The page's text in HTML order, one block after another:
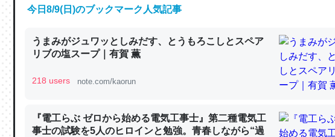
やすく強くなりそう
の600分の1程度。
─ニュース :: 【研究発表】昆虫学の大問題＝「昆虫はなぜ海にいないのか」に関する新仮説
今日8/9(日)のブックマーク人気記事
うまみがジュワッとしみだす、とうもろこしとスペア
リブの塩スープ｜有賀 薫
218 users note.com/kaorun
『電工らぶ ゼロから始める電気工事士』第二種電気工
事士の試験を5人のヒロインと勉強。青春しながら“過